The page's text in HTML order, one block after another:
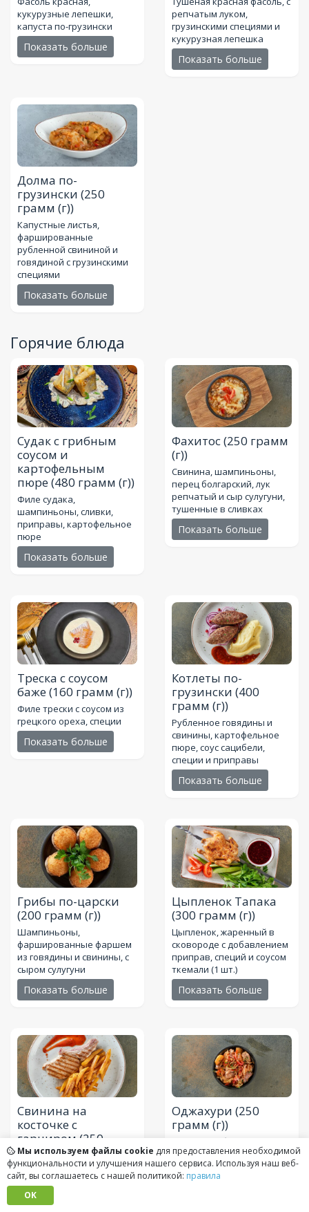
кукурузные лепешки,
капуста по-грузински
Показать больше
репчатым луком,
грузинскими специями и
кукурузная лепешка
Показать больше
Долма по-
грузински (250
грамм (г))
Капустные листья,
фаршированные
рубленной свининой и
говядиной с грузинскими
специями
Показать больше
Горячие блюда
Судак с грибным
соусом и
картофельным
пюре(480 грамм (г))
Филе судака,
шампиньоны, сливки,
приправы, картофельное
пюре
Показать больше
Фахитос(250 грамм
(г))
Свинина, шампиньоны,
перец болгарский, лук
репчатый и сыр сулугуни,
тушенные в сливках
Показать больше
Треска с соусом
баже(160 грамм (г))
Филе трески с соусом из
грецкого ореха, специи
Показать больше
Котлеты по-
грузински (400
грамм (г))
Рубленное говядины и
свинины, картофельное
пюре, соус сацибели,
специи и приправы
Показать больше
Грибы по-царски
(200 грамм (г))
Шампиньоны,
фаршированные фаршем
из говядины и свинины, с
сыром сулугуни
Показать больше
Цыпленок Тапака
(300 грамм (г))
Цыпленок, жаренный в
сковороде с добавлением
приправ, специй и соусом
ткемали (1 шт.)
Показать больше
Свинина на
косточке с
гарниром (250
грамм (г))
Корейка, жаренная на
гриле, картофель фри,
томаты и огурцы свежие,
соус сацебели
Оджахури (250
грамм (г))
Мясо на выбор,
картофель, лук репчатый,
перец болгарский, томаты,
зелень, приправы
Мы используем файлы cookie для предоставления необходимой
функциональности и улучшения нашего сервиса. Используя наш веб-
сайт, вы соглашаетесь с нашей политикой: правила
OK